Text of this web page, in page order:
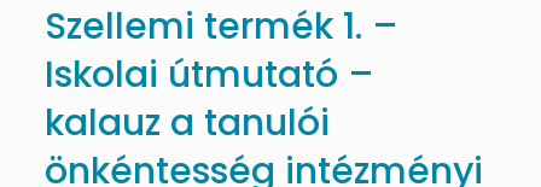
Szellemi termék 1. –
Iskolai útmutató –
kalauz a tanulói
önkéntesség intézményi